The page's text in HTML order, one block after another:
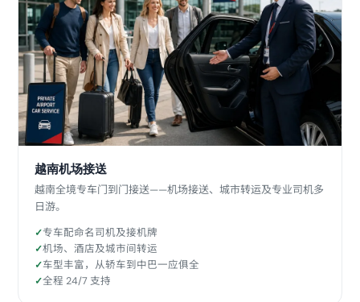
越南机场接送
越南全境专车门到门接送——机场接送、城市转运及专业司机多
日游。
专车配命名司机及接机牌
机场、酒店及城市间转运
车型丰富，从轿车到中巴一应俱全
全程 24/7 支持